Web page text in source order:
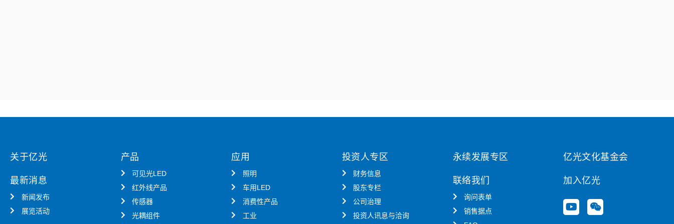
关于亿光
最新消息
新闻发布
展览活动
产品
可见光LED
红外线产品
传感器
光耦组件
应用
照明
车用LED
消费性产品
工业
投资人专区
财务信息
股东专栏
公司治理
投资人讯息与洽询
永续发展专区
联络我们
询问表单
销售据点
亿光文化基金会
加入亿光
Y
o
W
e